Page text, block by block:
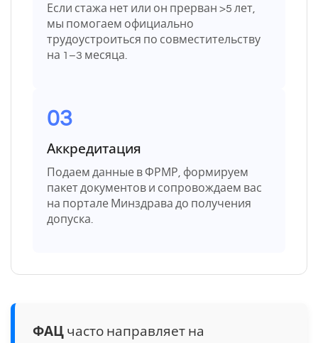
Если стажа нет или он прерван >5 лет,
мы помогаем официально
трудоустроиться по совместительству
на 1–3 месяца.
03
Аккредитация
Подаем данные в ФРМР, формируем
пакет документов и сопровождаем вас
на портале Минздрава до получения
допуска.
ФАЦ часто направляет на